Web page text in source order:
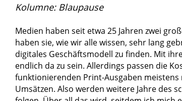
Kolumne: Blaupause
Medien haben seit etwa 25 Jahren zwei
haben sie, wie wir alle wissen, sehr lang
digitales Geschäftsmodell zu finden. Mit
endlich da zu sein. Allerdings passen die
funktionierenden Print-Ausgaben
Umsätzen. Also werden weitere Jahre des